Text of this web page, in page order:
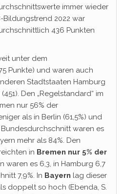
immer wieder
Bildungstrend 2022 war
436 Punkten
unter dem
Punkte) und waren auch
Stadtstaaten Hamburg
Den „Regelstandard“ im
nur 56% der
als in Berlin (61,5%) und
Bundesdurchschnitt waren es
mehr als 84%. Den
in Bremen nur 5% der
waren es 6,3, in Hamburg 6,7
7,9%. In Bayern lag dieser
doppelt so hoch (Ebenda, S.